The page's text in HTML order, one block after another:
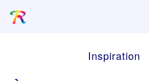
Inspiration